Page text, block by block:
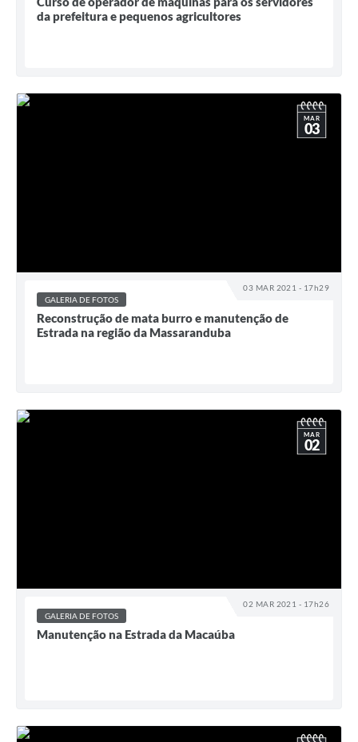
da prefeitura e pequenos agricultores
03 MAR 2021 - 17h29
MAR
03
GALERIA DE FOTOS
Reconstrução de mata burro e manutenção de
Estrada na região da Massaranduba
02 MAR 2021 - 17h26
MAR
02
GALERIA DE FOTOS
Manutenção na Estrada da Macaúba